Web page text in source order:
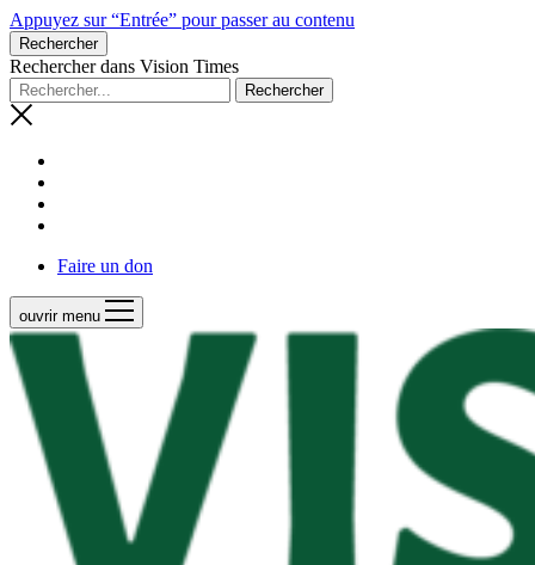
Appuyez sur “Entrée” pour passer au contenu
Rechercher
Rechercher dans Vision Times
Faire un don
ouvrir menu